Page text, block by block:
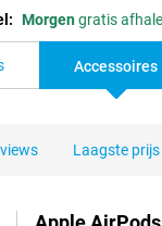
Morgengratis
Accessoires
Laagste prijs